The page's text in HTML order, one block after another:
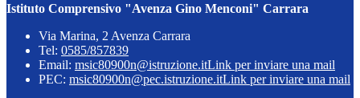
Istituto Comprensivo "Avenza Gino Menconi" Carrara
Via Marina, 2 Avenza Carrara
Tel: 0585/857839
Email: msic80900n@istruzione.itLink per inviare una mail
PEC: msic80900n@pec.istruzione.itLink per inviare una mail